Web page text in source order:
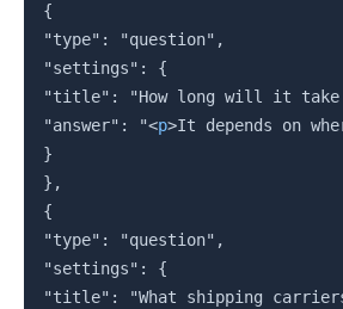
{
"type": "question",
"settings": {
"title": "How long will it take
"answer": "<p>It depends on
}
},
{
"type": "question",
"settings": {
"title": "What shipping